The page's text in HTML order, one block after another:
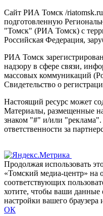
Сайт РИА Томск /
подготовленную
"Томск" (РИА Томск) с
Российская Федерация,
РИА Томск
надзору в сфере связи,
массовых коммуникаций
Свидетельство о
Настоящий ресурс может
Материалы, размещенные
знаком "#" и/или
ответственности за
Продолжая использовать
«Томский медиа-центр» на
соответствующих
хотите, чтобы ваши данные
настройки вашего браузера
ОК